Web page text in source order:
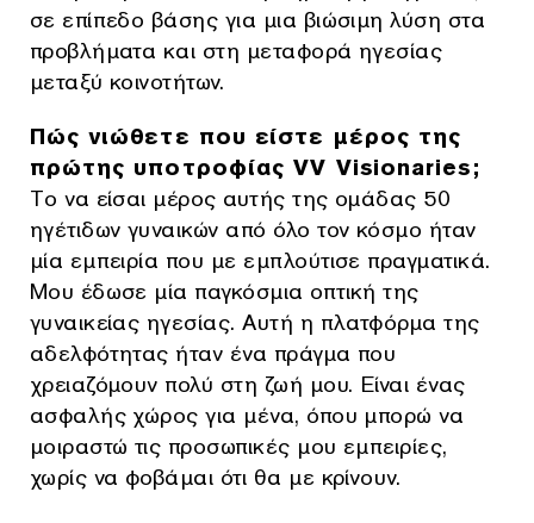
σε επίπεδο βάσης για μια βιώσιμη λύση στα
προβλήματα και στη μεταφορά ηγεσίας
μεταξύ κοινοτήτων.
Πώς νιώθετε που είστε μέρος της
πρώτης υποτροφίας VV Visionaries;
Το να είσαι μέρος αυτής της ομάδας 50
ηγέτιδων γυναικών από όλο τον κόσμο ήταν
μία εμπειρία που με εμπλούτισε πραγματικά.
Μου έδωσε μία παγκόσμια οπτική της
γυναικείας ηγεσίας. Αυτή η πλατφόρμα της
αδελφότητας ήταν ένα πράγμα που
χρειαζόμουν πολύ στη ζωή μου. Είναι ένας
ασφαλής χώρος για μένα, όπου μπορώ να
μοιραστώ τις προσωπικές μου εμπειρίες,
χωρίς να φοβάμαι ότι θα με κρίνουν.